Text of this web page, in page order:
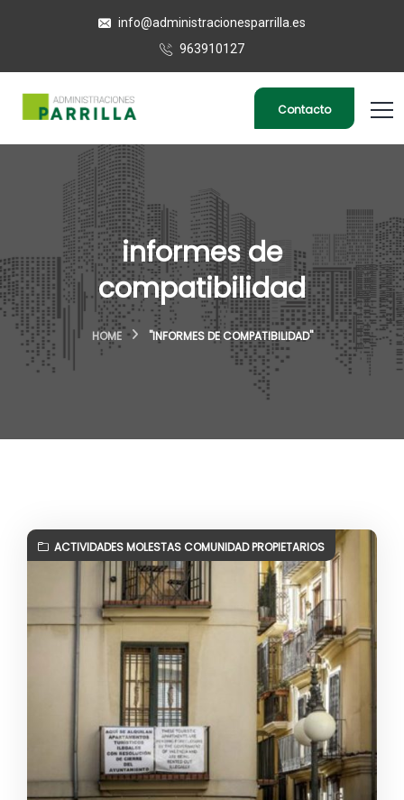
info@administracionesparrilla.es
963910127
Contacto
informes de
compatibilidad
HOME "INFORMES DE COMPATIBILIDAD"
ACTIVIDADES MOLESTAS COMUNIDAD PROPIETARIOS